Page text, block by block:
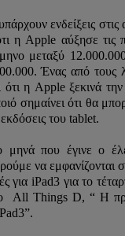
ενδείξεις
η Apple αύξησε τις
μεταξύ
Ένας από τους
ότι η Apple ξεκινά
σημαίνει ότι θα
του tablet.
μηνά που έγινε ο
να εμφανίζονται
για iPad3 για το
All Things D, “ Η